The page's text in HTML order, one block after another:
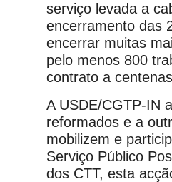
serviço levada a
encerramento das
encerrar muitas
pelo menos 800
contrato a
A USDE/CGTP-IN
reformados e a
mobilizem e
Serviço Público
dos CTT, esta